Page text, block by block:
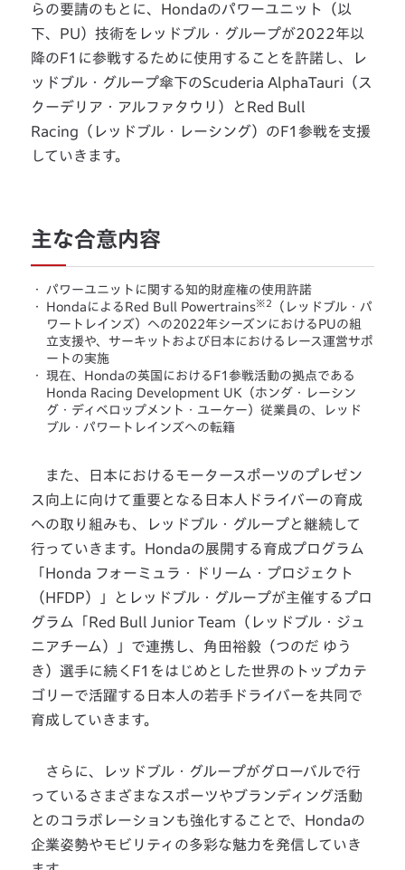
らの要請のもとに、Hondaのパワーユニット（以
下、PU）技術をレッドブル・グループが2022年以
降のF1に参戦するために使用することを許諾し、レ
ッドブル・グループ傘下のScuderia AlphaTauri（ス
クーデリア・アルファタウリ）とRed Bull
Racing（レッドブル・レーシング）のF1参戦を支援
していきます。
主な合意内容
・
パワーユニットに関する知的財産権の使用許諾
・
HondaによるRed Bull Powertrains※2
（レッドブル・パ
ワートレインズ）への2022年シーズンにおけるPUの組
立支援や、サーキットおよび日本におけるレース運営サポ
ートの実施
・
現在、Hondaの英国におけるF1参戦活動の拠点である
Honda Racing Development UK（ホンダ・レーシン
グ・ディベロップメント・ユーケー）従業員の、レッド
ブル・パワートレインズへの転籍
また、日本におけるモータースポーツのプレゼン
ス向上に向けて重要となる日本人ドライバーの育成
への取り組みも、レッドブル・グループと継続して
行っていきます。Hondaの展開する育成プログラム
「Honda フォーミュラ・ドリーム・プロジェクト
（HFDP）」とレッドブル・グループが主催するプロ
グラム「Red Bull Junior Team（レッドブル・ジュ
ニアチーム）」で連携し、角田裕毅（つのだ ゆう
き）選手に続くF1をはじめとした世界のトップカテ
ゴリーで活躍する日本人の若手ドライバーを共同で
育成していきます。
さらに、レッドブル・グループがグローバルで行
っているさまざまなスポーツやブランディング活動
とのコラボレーションも強化することで、Hondaの
企業姿勢やモビリティの多彩な魅力を発信していき